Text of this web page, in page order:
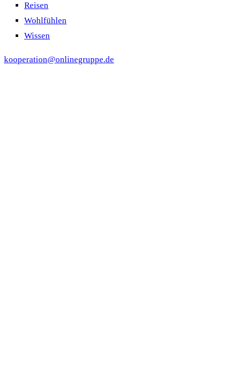
Reisen
Wohlfühlen
Wissen
kooperation@onlinegruppe.de